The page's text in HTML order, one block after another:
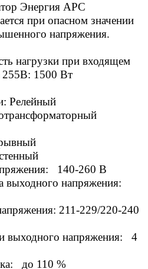
Энергия АРС
при опасном значении
напряжения.
нагрузки при входящем
255В: 1500 Вт
Релейный
140-260 В
выходного напряжения:
211-229/220-240
выходного напряжения: 4
до 110 %